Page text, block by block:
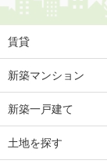
賃貸
新築マンション
新築一戸建て
土地を探す